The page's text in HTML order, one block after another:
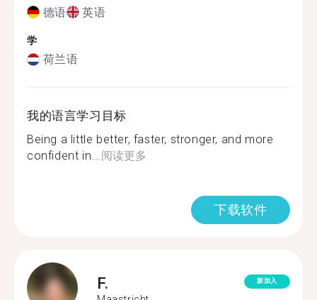
德语 英语
学
荷兰语
我的语言学习目标
Being a little better, faster, stronger, and more
confident in...阅读更多
下载软件
F. 新加入